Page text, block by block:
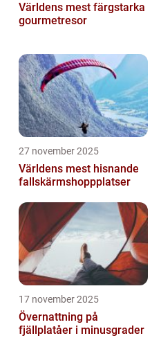
Världens mest färgstarka
gourmetresor
27 november 2025
Världens mest hisnande
fallskärmshoppplatser
17 november 2025
Övernattning på
fjällplatåer i minusgrader